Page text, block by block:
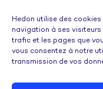
Hedon utilise des cookies
navigation à ses visiteurs
trafic et les pages que
vous consentez à notre
transmission de vos